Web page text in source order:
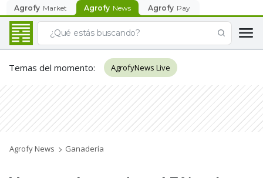
Agrofy Market Agrofy News Agrofy Pay
Temas del momento: AgrofyNews Live
Agrofy News Ganadería